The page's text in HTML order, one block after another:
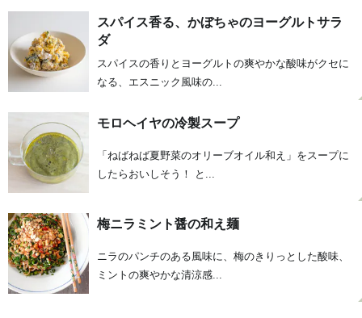
スパイス香る、かぼちゃのヨーグルトサラ
ダ
スパイスの香りとヨーグルトの爽やかな酸味がクセに
なる、エスニック風味の...
モロヘイヤの冷製スープ
「ねばねば夏野菜のオリーブオイル和え」をスープに
したらおいしそう！ と...
梅ニラミント醤の和え麺
ニラのパンチのある風味に、梅のきりっとした酸味、
ミントの爽やかな清涼感...